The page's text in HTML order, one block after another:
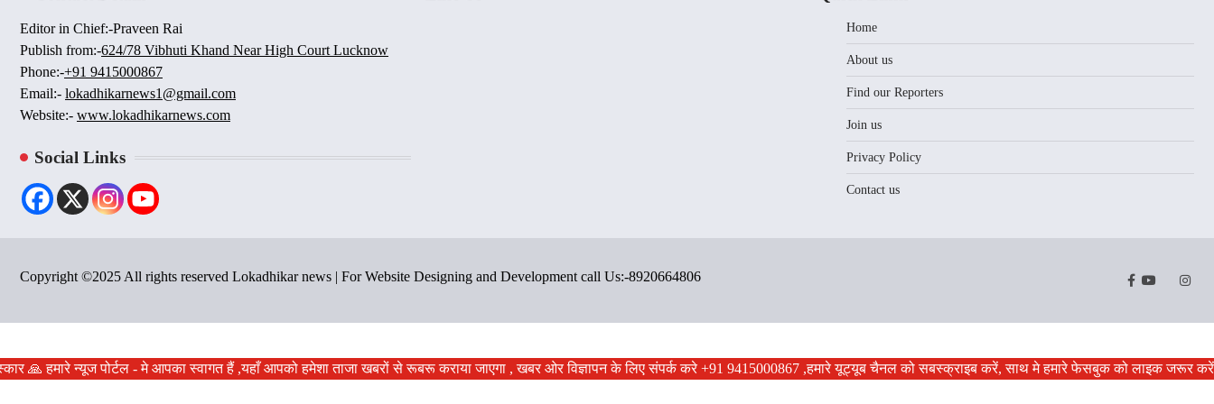
Editor in Chief:-Praveen Rai
Publish from:-624/78 Vibhuti Khand Near High Court Lucknow
Phone:-+91 9415000867
Email:- lokadhikarnews1@gmail.com
Website:- www.lokadhikarnews.com
Social Links
Home
About us
Find our Reporters
Join us
Privacy Policy
Contact us
Copyright ©2025 All rights reserved Lokadhikar news | For Website Designing and Development call Us:-8920664806
Facebook
Youtube
Twitter
🙏 हमारे न्यूज पोर्टल - मे आपका स्वागत हैं ,यहाँ आपको हमेशा ताजा खबरों से रूबरू कराया जाएगा , खबर ओर विज्ञापन के लिए संपर्क करे +91 9415000867 ,हमारे यूट्यूब चैनल को सबस्क्राइब करें, साथ मे हमारे फेसबुक को लाइक जरूर